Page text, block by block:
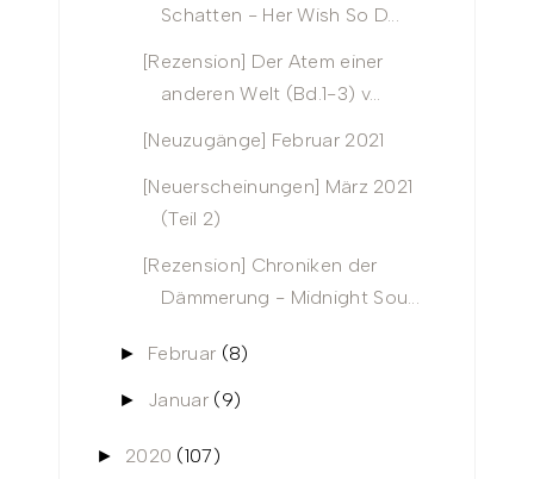
Schatten - Her Wish So D...
[Rezension] Der Atem einer
anderen Welt (Bd.1-3) v...
[Neuzugänge] Februar 2021
[Neuerscheinungen] März 2021
(Teil 2)
[Rezension] Chroniken der
Dämmerung - Midnight Sou...
► Februar (8)
► Januar (9)
► 2020 (107)